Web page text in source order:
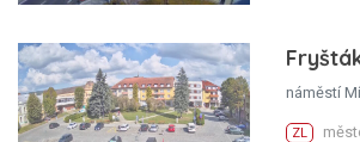
náměstí
ZL